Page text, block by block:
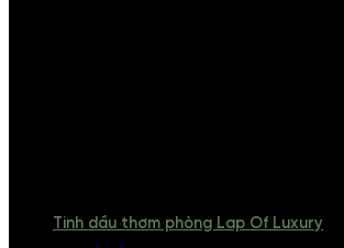
Tinh dầu thơm phòng Lap Of Luxury